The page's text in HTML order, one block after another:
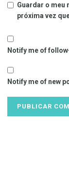
Guardar o meu
próxima vez
Notify me of
Notify me of new